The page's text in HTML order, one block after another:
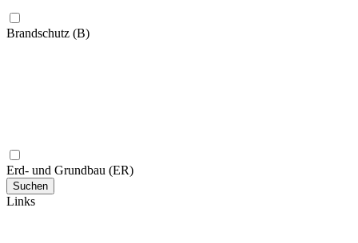
Brandschutz (B)
Erd- und Grundbau (ER)
Suchen
Links